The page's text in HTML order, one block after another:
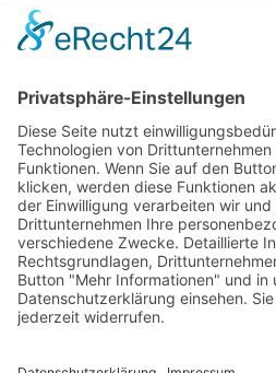
Allgemeine Geschäftsbedingungen
Datenschutzerklärung
Unser Seminarangebot
Seminarreihen
Seminare
Webinare
Referenten